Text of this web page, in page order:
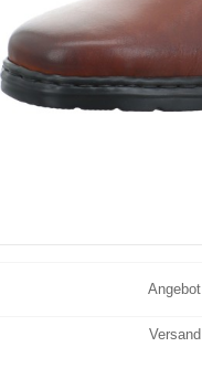
Angebot
Versand